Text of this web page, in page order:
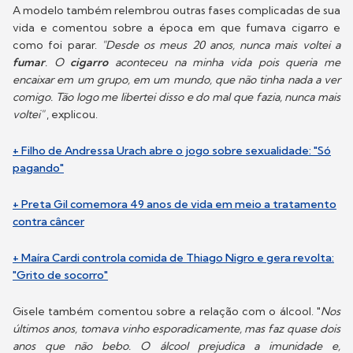
A modelo também relembrou outras fases complicadas de sua
vida e comentou sobre a época em que fumava cigarro e
como foi parar. "Desde os meus 20 anos, nunca mais voltei a
fumar. O cigarro aconteceu na minha vida pois queria me
encaixar em um grupo, em um mundo, que não tinha nada a ver
comigo. Tão logo me libertei disso e do mal que fazia, nunca mais
voltei", explicou.
+ Filho de Andressa Urach abre o jogo sobre sexualidade: "Só
pagando"
+ Preta Gil comemora 49 anos de vida em meio a tratamento
contra câncer
+ Maíra Cardi controla comida de Thiago Nigro e gera revolta:
"Grito de socorro"
Gisele também comentou sobre a relação com o álcool. "Nos
últimos anos, tomava vinho esporadicamente, mas faz quase dois
anos que não bebo. O álcool prejudica a imunidade e,